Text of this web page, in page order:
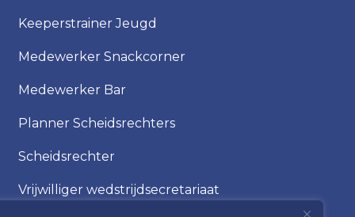
Keeperstrainer Jeugd
Medewerker Snackcorner
Medewerker Bar
Planner Scheidsrechters
Scheidsrechter
Vrijwilliger wedstrijdsecretariaat